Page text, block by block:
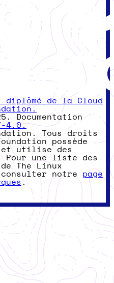
diplômé de la Cloud
Documentation
4.0.
Tous droits
possède
et utilise des
Pour une liste des
The Linux
notre page
.